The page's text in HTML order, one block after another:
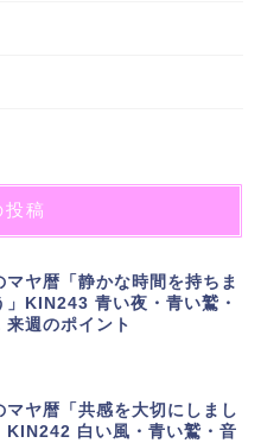
稿
マヤ暦「静かな時間を持ちま
」KIN243 青い夜・青い鷲・
週のポイント
マヤ暦「共感を大切にしまし
KIN242 白い風・青い鷲・音